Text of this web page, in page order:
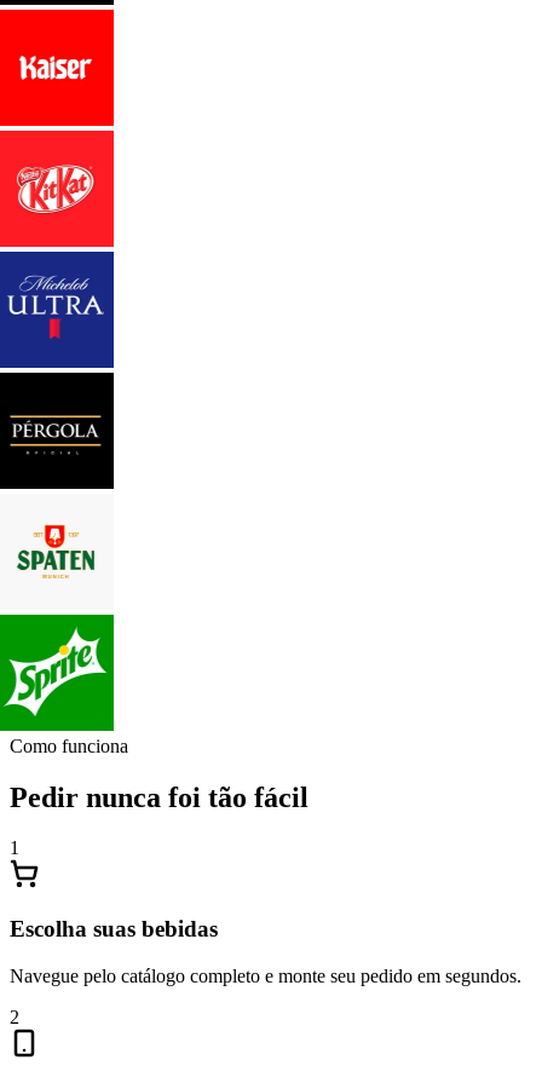
Como funciona
Pedir nunca foi tão fácil
1
Escolha suas bebidas
Navegue pelo catálogo completo e monte seu pedido em segundos.
2